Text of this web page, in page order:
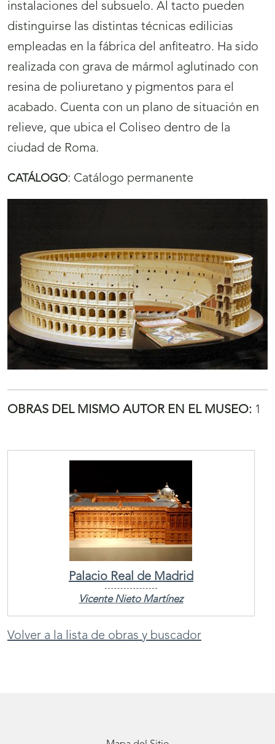
instalaciones del subsuelo. Al tacto pueden
distinguirse las distintas técnicas edilicias
empleadas en la fábrica del anfiteatro. Ha sido
realizada con grava de mármol aglutinado con
resina de poliuretano y pigmentos para el
acabado. Cuenta con un plano de situación en
relieve, que ubica el Coliseo dentro de la
ciudad de Roma.
CATÁLOGO: Catálogo permanente
OBRAS DEL MISMO AUTOR EN EL MUSEO: 1
Palacio Real de Madrid
Vicente Nieto Martínez
Volver a la lista de obras y buscador